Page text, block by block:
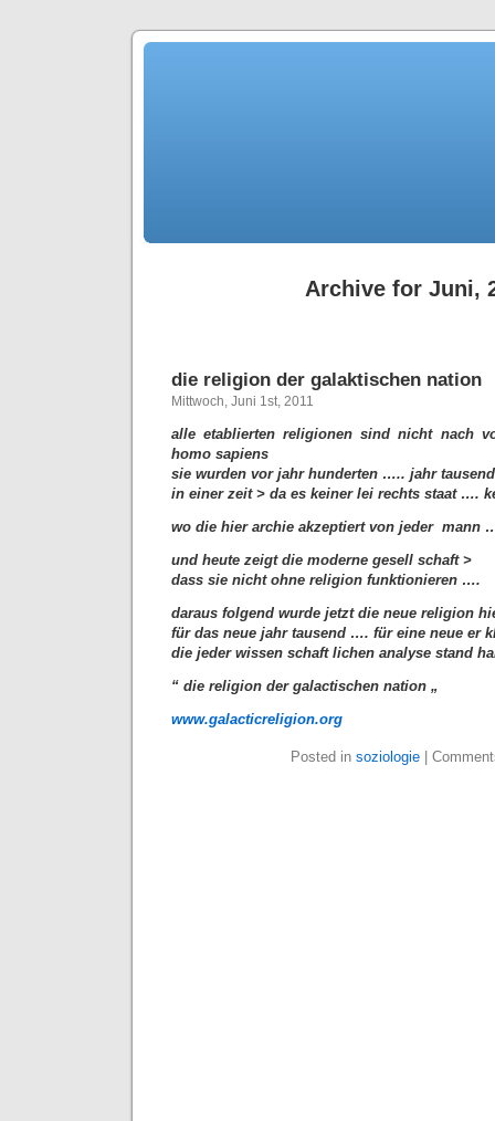
Archive for Juni,
die religion der galaktischen nation
Mittwoch, Juni 1st, 2011
alle etablierten religionen sind nicht nach
homo sapiens
sie wurden vor jahr hunderten ….. jahr
in einer zeit > da es keiner lei rechts staat ….
wo die hier archie akzeptiert von jeder mann
und heute zeigt die moderne gesell schaft >
dass sie nicht ohne religion funktionieren ….
daraus folgend wurde jetzt die neue religion
für das neue jahr tausend …. für eine neue er
die jeder wissen schaft lichen analyse stand
“ die religion der galactischen nation „
www.galacticreligion.org
Posted in soziologie|